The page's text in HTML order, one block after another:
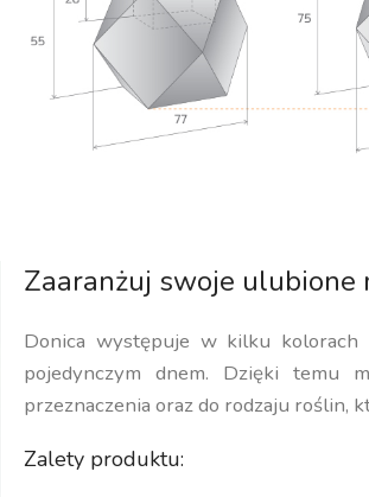
Zaaranżuj swoje ulubione
Donica występuje w kilku
pojedynczym dnem. Dzięki temu
przeznaczenia oraz do rodzaju roślin,
Zalety produktu: